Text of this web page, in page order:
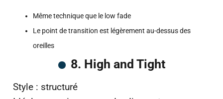
Même technique que le low fade
Le point de transition est légèrement au-dessus des
oreilles
8. High and Tight
Style : structuré